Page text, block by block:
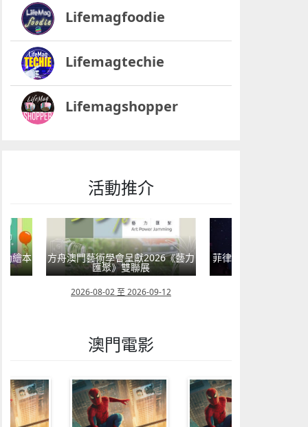
Lifemagfoodie
Lifemagtechie
Lifemagshopper
活動推介
學會呈獻2026《藝力
聚》雙聯展
02 至 2026-09-12
菲律賓亮點文創活動（遊戲開發博
覽會及動畫節）
2026-07-24 至 2026-11-30
澳門電影